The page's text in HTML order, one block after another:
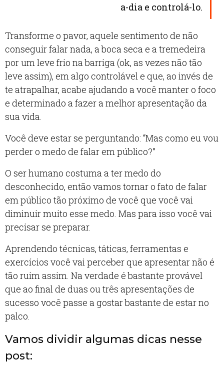
a-dia e controlá-lo.
Transforme o pavor, aquele sentimento de não
conseguir falar nada, a boca seca e a tremedeira
por um leve frio na barriga (ok, as vezes não tão
leve assim), em algo controlável e que, ao invés de
te atrapalhar, acabe ajudando a você manter o foco
e determinado a fazer a melhor apresentação da
sua vida.
Você deve estar se perguntando: “Mas como eu vou
perder o medo de falar em público?”
O ser humano costuma a ter medo do
desconhecido, então vamos tornar o fato de falar
em público tão próximo de você que você vai
diminuir muito esse medo. Mas para isso você vai
precisar se preparar.
Aprendendo técnicas, táticas, ferramentas e
exercícios você vai perceber que apresentar não é
tão ruim assim. Na verdade é bastante provável
que ao final de duas ou três apresentações de
sucesso você passe a gostar bastante de estar no
palco.
Vamos dividir algumas dicas nesse
post: